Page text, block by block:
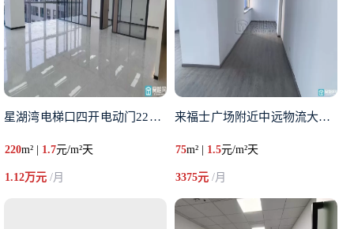
星湖湾电梯口四开电动门220平
220m² | 1.7元/m²天
1.12万元 /月
来福士广场附近中远物流大厦75
75m² | 1.5元/m²天
3375元/月